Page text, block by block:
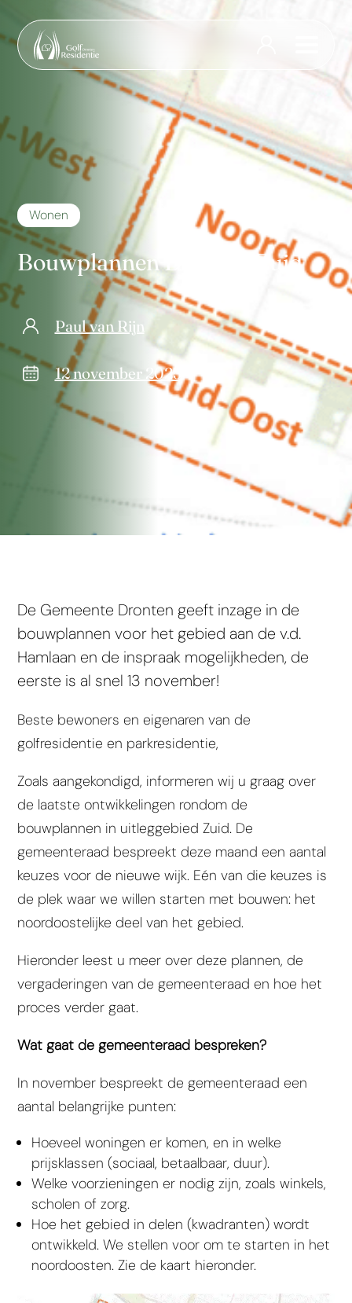
Wonen
Bouwplannen Dronten Zuid
Paul van Rijn
12 november 2025
De Gemeente Dronten geeft inzage in de
bouwplannen voor het gebied aan de v.d.
Hamlaan en de inspraak mogelijkheden, de
eerste is al snel 13 november!
Beste bewoners en eigenaren van de
golfresidentie en parkresidentie,
Zoals aangekondigd, informeren wij u graag over
de laatste ontwikkelingen rondom de
bouwplannen in uitleggebied Zuid. De
gemeenteraad bespreekt deze maand een aantal
keuzes voor de nieuwe wijk. Eén van die keuzes is
de plek waar we willen starten met bouwen: het
noordoostelijke deel van het gebied.
Hieronder leest u meer over deze plannen, de
vergaderingen van de gemeenteraad en hoe het
proces verder gaat.
Wat gaat de gemeenteraad bespreken?
In november bespreekt de gemeenteraad een
aantal belangrijke punten:
Hoeveel woningen er komen, en in welke
prijsklassen (sociaal, betaalbaar, duur).
Welke voorzieningen er nodig zijn, zoals winkels,
scholen of zorg.
Hoe het gebied in delen (kwadranten) wordt
ontwikkeld. We stellen voor om te starten in het
noordoosten. Zie de kaart hieronder.